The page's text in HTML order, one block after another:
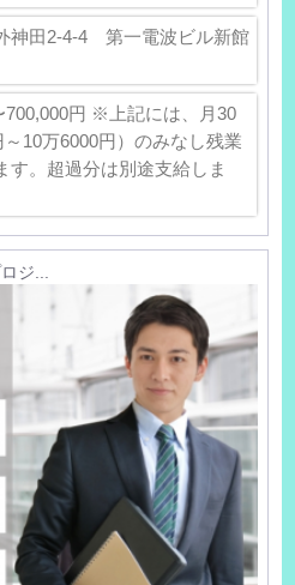
神田2-4-4 第一電波ビル新館
700,000円 ※上記には、月30
10万6000円）のみなし残業
す。超過分は別途支給しま
ジ...